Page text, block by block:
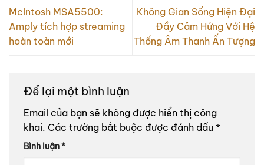
McIntosh MSA5500:
Amply tích hợp streaming
hoàn toàn mới
Không Gian Sống Hiện Đại
Đầy Cảm Hứng Với Hệ
Thống Âm Thanh Ấn Tượng
Để lại một bình luận
Email của bạn sẽ không được hiển thị công
khai. Các trường bắt buộc được đánh dấu *
Bình luận*